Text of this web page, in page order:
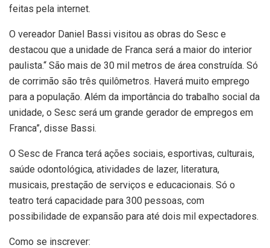
feitas pela internet.
O vereador Daniel Bassi visitou as obras do Sesc e
destacou que a unidade de Franca será a maior do interior
paulista.“ São mais de 30 mil metros de área construída. Só
de corrimão são três quilômetros. Haverá muito emprego
para a população. Além da importância do trabalho social da
unidade, o Sesc será um grande gerador de empregos em
Franca”, disse Bassi.
O Sesc de Franca terá ações sociais, esportivas, culturais,
saúde odontológica, atividades de lazer, literatura,
musicais, prestação de serviços e educacionais. Só o
teatro terá capacidade para 300 pessoas, com
possibilidade de expansão para até dois mil expectadores.
Como se inscrever: